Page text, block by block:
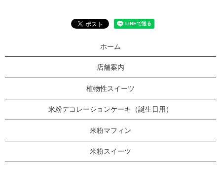
ホーム
店舗案内
植物性スイーツ
米粉デコレーションケーキ（誕生日用）
米粉マフィン
米粉スイーツ